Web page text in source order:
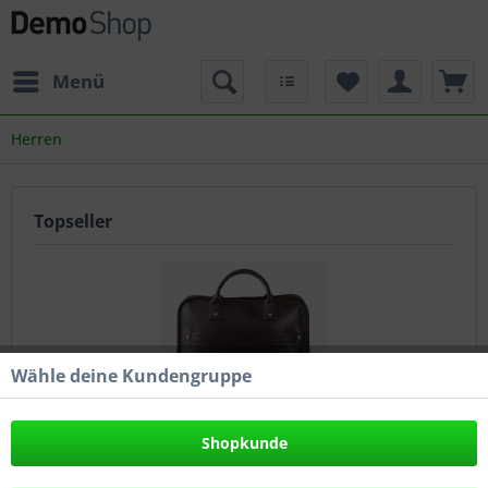
Menü
Herren
Topseller
DIE ZEIT 5
Wähle deine Kundengruppe
Shopkunde